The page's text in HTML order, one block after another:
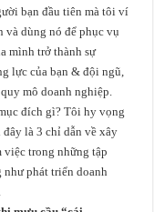
bạn đầu tiên mà tôi ví
và dùng nó để phục vụ
mình trở thành sự
lực của bạn & đội ngũ,
mô doanh nghiệp.
đích gì? Tôi hy vọng
là 3 chỉ dẫn về xây
việc trong những tập
như phát triển doanh